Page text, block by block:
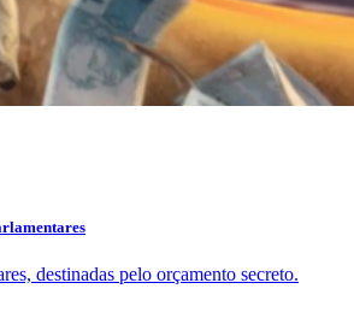
destinadas pelo orçamento secreto.